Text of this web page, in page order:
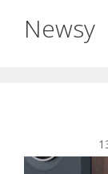
Newsy